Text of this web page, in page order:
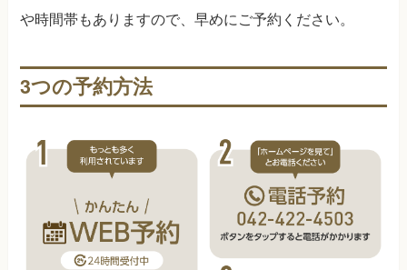
や時間帯もありますので、早めにご予約ください。
3つの予約方法